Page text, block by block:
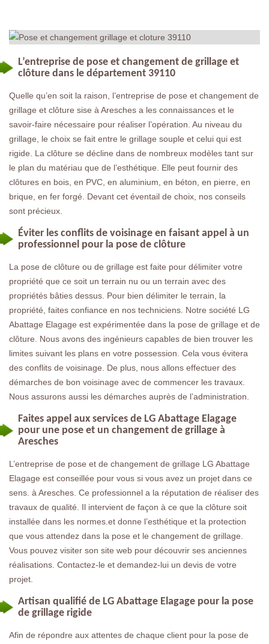
L’entreprise de pose et changement de grillage et
clôture dans le département 39110
Quelle qu’en soit la raison, l’entreprise de pose et changement de
grillage et clôture sise à Aresches a les connaissances et le
savoir-faire nécessaire pour réaliser l’opération. Au niveau du
grillage, le choix se fait entre le grillage souple et celui qui est
rigide. La clôture se décline dans de nombreux modèles tant sur
le plan du matériau que de l’esthétique. Elle peut fournir des
clôtures en bois, en PVC, en aluminium, en béton, en pierre, en
brique, en fer forgé. Devant cet éventail de choix, nos conseils
sont précieux.
Éviter les conflits de voisinage en faisant appel à un
professionnel pour la pose de clôture
La pose de clôture ou de grillage est faite pour délimiter votre
propriété que ce soit un terrain nu ou un terrain avec des
propriétés bâties dessus. Pour bien délimiter le terrain, la
propriété, faites confiance en nos techniciens. Notre société LG
Abattage Elagage est expérimentée dans la pose de grillage et de
clôture. Nous avons des ingénieurs capables de bien trouver les
limites suivant les plans en votre possession. Cela vous évitera
des conflits de voisinage. De plus, nous allons effectuer des
démarches de bon voisinage avec de commencer les travaux.
Nous assurons aussi les démarches auprès de l’administration.
Faites appel aux services de LG Abattage Elagage
pour une pose et un changement de grillage à
Aresches
L’entreprise de pose et de changement de grillage LG Abattage
Elagage est conseillée pour vous si vous avez un projet dans ce
sens. à Aresches. Ce professionnel a la réputation de réaliser des
travaux de qualité. Il intervient de façon à ce que la clôture soit
installée dans les normes.et donne l’esthétique et la protection
que vous attendez dans la pose et le changement de grillage.
Vous pouvez visiter son site web pour découvrir ses anciennes
réalisations. Contactez-le et demandez-lui un devis de votre
projet.
Artisan qualifié de LG Abattage Elagage pour la pose
de grillage rigide
Afin de répondre aux attentes de chaque client pour la pose de